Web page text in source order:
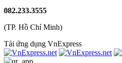
082.233.3555
(TP. Hồ Chí Minh)
Tải ứng dụng VnExpress